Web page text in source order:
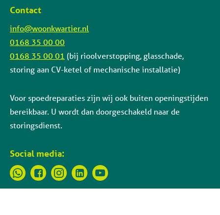
Contact
info@woonkwartier.nl
0168 35 00 00
0168 35 00 01 (bij rioolverstopping, glasschade,
storing aan CV-ketel of mechanische installatie)
Voor spoedreparaties zijn wij ook buiten openingstijden
bereikbaar. U wordt dan doorgeschakeld naar de
storingsdienst.
Social media: